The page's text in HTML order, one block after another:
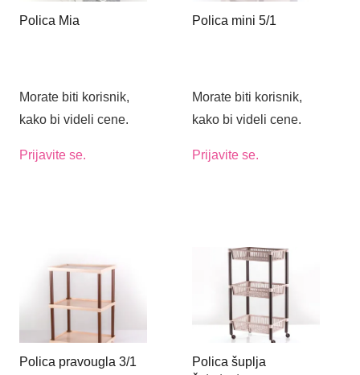
Polica Mia
Morate biti korisnik,
kako bi videli cene.
Prijavite se.
Polica mini 5/1
Morate biti korisnik,
kako bi videli cene.
Prijavite se.
Polica pravougla 3/1
Polica šuplja